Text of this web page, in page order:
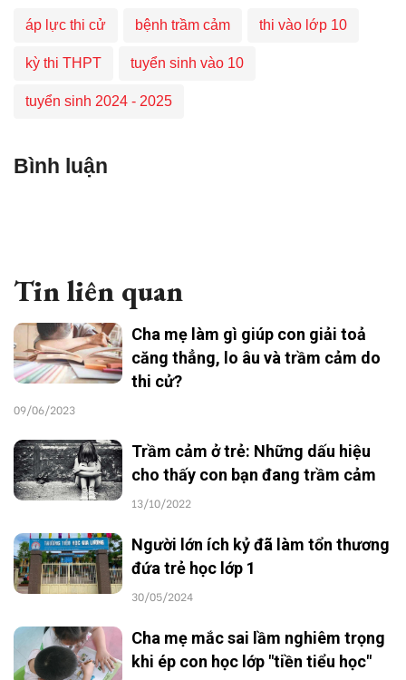
áp lực thi cử bệnh trầm cảm thi vào lớp 10
kỳ thi THPT tuyển sinh vào 10
tuyển sinh 2024 - 2025
Bình luận
Tin liên quan
Cha mẹ làm gì giúp con giải toả
căng thẳng, lo âu và trầm cảm do
thi cử?
09/06/2023
Trầm cảm ở trẻ: Những dấu hiệu
cho thấy con bạn đang trầm cảm
13/10/2022
Người lớn ích kỷ đã làm tổn thương
đứa trẻ học lớp 1
30/05/2024
Cha mẹ mắc sai lầm nghiêm trọng
khi ép con học lớp "tiền tiểu học"